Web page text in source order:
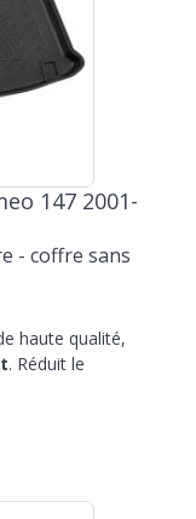
147 2001-
- coffre sans
haute qualité,
. Réduit le